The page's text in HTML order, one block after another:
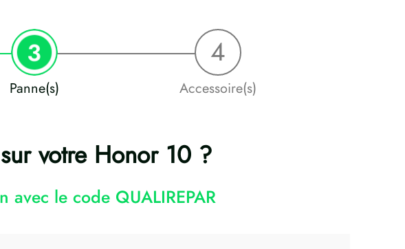
Panne(s) Accessoire(s)
votre Honor 10 ?
le code QUALIREPAR